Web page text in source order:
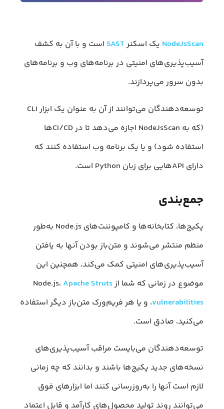
NodeJsScan یک اسکنرSAST است و با آن به کشف
آسیب‌پذیری‌های امنیتی در برنامه‌های وب و برنامه‌های
بدون سرور می‌پردازند.
توسعه‌دهندگان می‌توانند از آن به عنوان یک ابزار CLI
(که به NodeJsScan اجازه می‌دهد تا در CI/CDها
استفاده شود) و یا یک برنامه وب استفاده کنند که
دارای APIهایی برای زبان Python است.
جمع‌بندی
پکیج‌ها، کتابخانه‌ها و کامپوننت‌های Node.js به‌طور
منظم منتشر می‌شوند و متن‌باز بودن آنها به یافتن
آسیب‌پذیری‌های امنیتی کمک می‌کند، همچنین این
موضوع در زمانی که شما از Node.js،Apache Struts
vulnerabilities، و یا هر فریم‌ورک متن‌باز دیگر استفاده
می‌کنید، صادق است.
توسعه‌دهندگان می‌بایست مراقب آسیب‌پذیری‌های
نسخه‌های جدید پکیج‌ها باشند و بدانند که چه زمانی
لازم است آنها را به‌روزرسانی کنند اما ابزارهای فوق
می‌توانند روند تولید محصول‌های کارآمد و قابل اعتماد